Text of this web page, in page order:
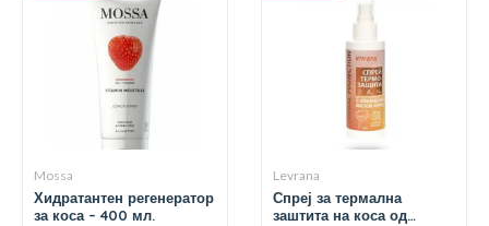
Mossa
Хидратантен регенератор
за коса – 400 мл.
Levrana
Спреј за термална
заштита на коса од